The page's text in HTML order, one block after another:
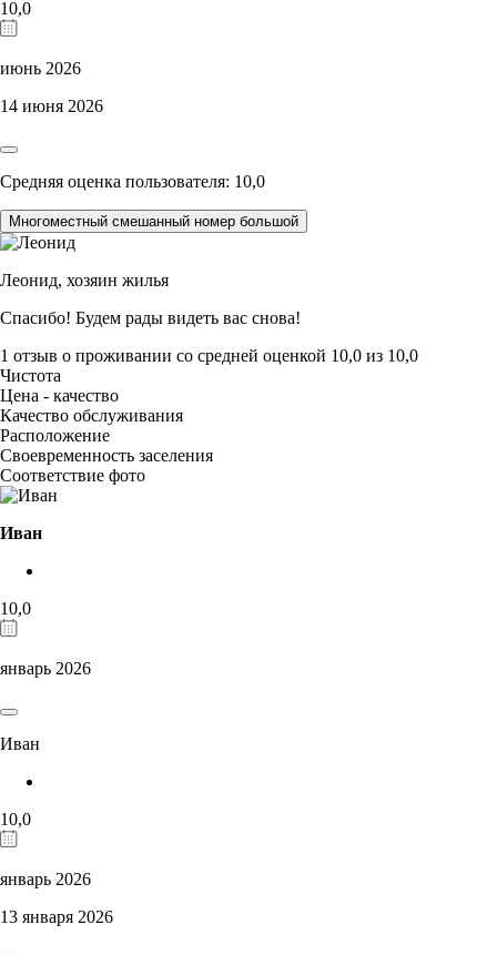
10,0
июнь 2026
14 июня 2026
Средняя оценка пользователя: 10,0
Многоместный смешанный номер большой
Леонид, хозяин жилья
Спасибо! Будем рады видеть вас снова!
1 отзыв о проживании со средней оценкой 10,0 из 10,0
Чистота
Цена - качество
Качество обслуживания
Расположение
Своевременность заселения
Соответствие фото
Иван
10,0
январь 2026
Иван
10,0
январь 2026
13 января 2026